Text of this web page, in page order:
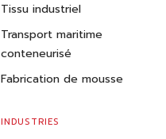
Tissu industriel
Transport maritime
conteneurisé
Fabrication de mousse
INDUSTRIES